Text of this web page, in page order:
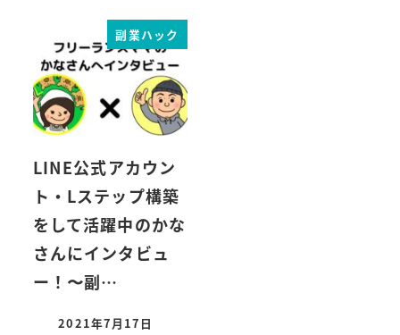
副業ハック
LINE公式アカウン
ト・Lステップ構築
をして活躍中のかな
さんにインタビュ
ー！〜副…
2021年7月17日